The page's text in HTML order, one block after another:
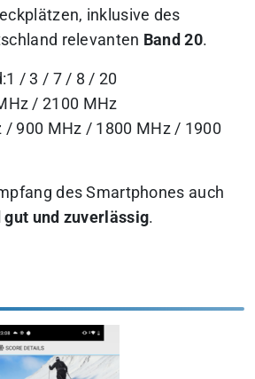
inklusive des
relevanten Band 20.
/ 3 / 7 / 8 / 20
/ 2100 MHz
/ 900 MHz / 1800 MHz / 1900
des Smartphones auch
gut und zuverlässig.